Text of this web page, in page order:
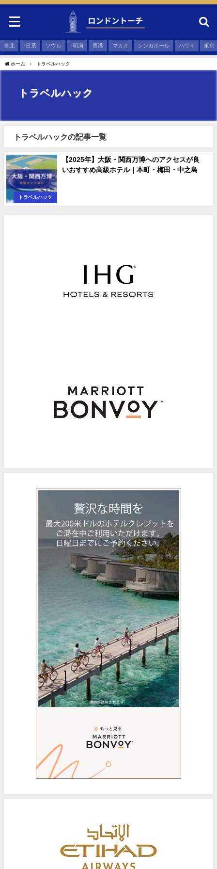
台北 -日系 ソウル -明洞 香港 マカオ シンガポール ハワイ 東京
ホーム トラベルハック
トラベルハック
トラベルハックの記事一覧
トラベルハック
【2025年】大阪・関西万博へのアクセスが良
いおすすめ高級ホテル｜本町・梅田・中之島